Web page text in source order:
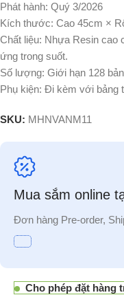
Phát hành: Quý 3/2026
Kích thước: Cao 45cm ×
Chất liệu: Nhựa Resin cao
ứng trong suốt.
Số lượng: Giới hạn 128
Phụ kiện: Đi kèm với bảng
SKU: MHNVANM11
Mua sắm online
Đơn hàng Pre-order,
Cho phép đặt hàng